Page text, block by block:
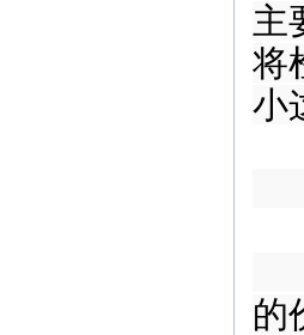
主
将
小
的